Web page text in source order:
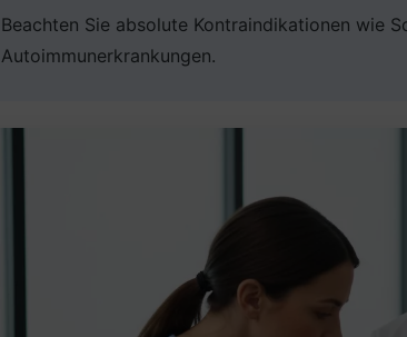
Beachten Sie absolute Kontraindikationen wie
Autoimmunerkrankungen.